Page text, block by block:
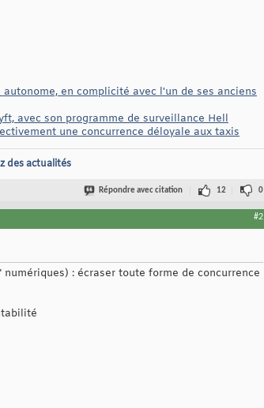
en complicité avec l'un de ses anciens
avec son programme de surveillance Hell
une concurrence déloyale aux taxis
des actualités
Répondre avec citation 12 0
#2
: écraser toute forme de concurrence